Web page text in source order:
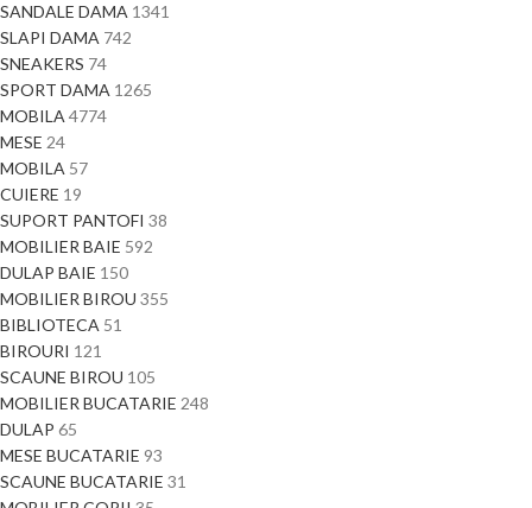
SANDALE DAMA 1341
SLAPI DAMA 742
SNEAKERS 74
SPORT DAMA 1265
MOBILA 4774
MESE 24
MOBILA 57
CUIERE 19
SUPORT PANTOFI 38
MOBILIER BAIE 592
DULAP BAIE 150
MOBILIER BIROU 355
BIBLIOTECA 51
BIROURI 121
SCAUNE BIROU 105
MOBILIER BUCATARIE 248
DULAP 65
MESE BUCATARIE 93
SCAUNE BUCATARIE 31